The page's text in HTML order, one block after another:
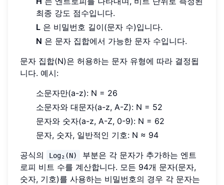
최종 강도 점수입니다.
L 은 비밀번호 길이(문자 수)입니다.
N 은 문자 집합에서 가능한 문자 수입니다.
문자 집합(N)은 허용하는 문자 유형에 따라 결정됩
니다. 예시:
소문자만(a-z): N = 26
소문자와 대문자(a-z, A-Z): N = 52
문자와 숫자(a-z, A-Z, 0-9): N = 62
문자, 숫자, 일반적인 기호: N ≈ 94
공식의
Log₂(N)
부분은 각 문자가 추가하는 엔트
로피 비트 수를 계산합니다. 모든 94개 문자(문자,
숫자, 기호)를 사용하는 비밀번호의 경우 각 문자는